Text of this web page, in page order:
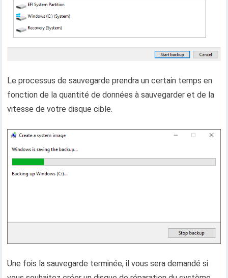
Le processus de sauvegarde prendra un certain temps en
fonction de la quantité de données à sauvegarder et de la
vitesse de votre disque cible.
Une fois la sauvegarde terminée, il vous sera demandé si